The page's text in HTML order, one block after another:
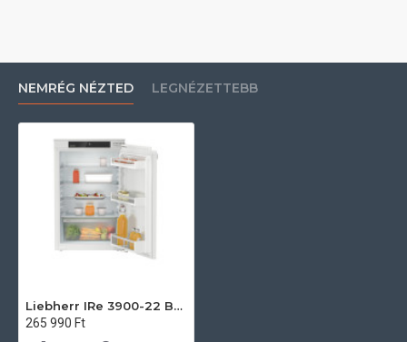
NEMRÉG NÉZTED LEGNÉZETTEBB
Liebherr IRe 3900-22 Beépíthető egyajtós hűtőszekrény
265 990 Ft